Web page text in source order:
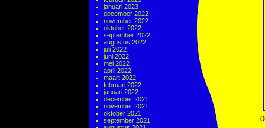
januari 2023
december 2022
november 2022
oktober 2022
september 2022
augustus 2022
juli 2022
juni 2022
mei 2022
april 2022
maart 2022
februari 2022
januari 2022
december 2021
november 2021
oktober 2021
september 2021